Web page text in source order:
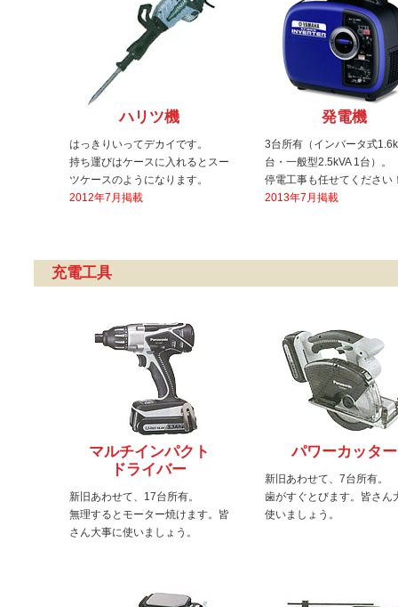
ハリツ機
はっきりいってデカイです。
持ち運びはケースに入れるとスー
ツケースのようになります。
2012年7月掲載
発電機
3台所有（インバータ式
台・一般型2.5kVA 1台）。
停電工事も任せてください
2013年7月掲載
充電工具
マルチインパクト
ドライバー
新旧あわせて、17台所有。
無理するとモーター焼けます。皆
さん大事に使いましょう。
パワーカッター
新旧あわせて、7台所有。
歯がすぐとびます。皆さん
使いましょう。